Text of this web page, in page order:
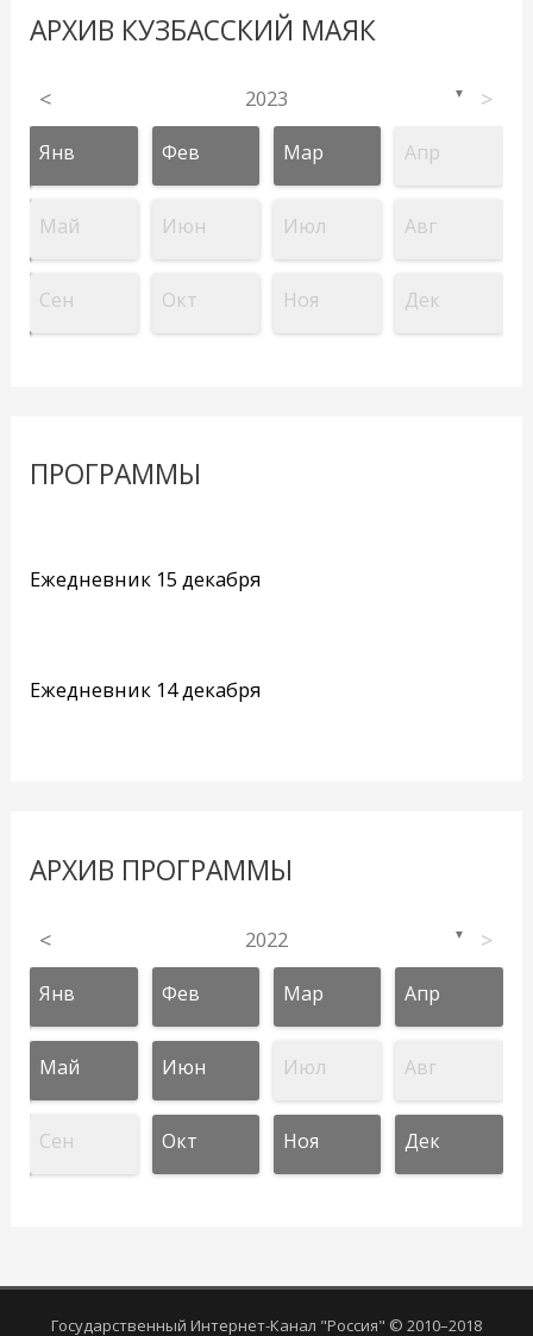
АРХИВ КУЗБАССКИЙ МАЯК
< 2023 ▼ >
Янв Фев Мар Апр
Май Июн Июл Авг
Сен Окт Ноя Дек
ПРОГРАММЫ
Ежедневник 15 декабря
Ежедневник 14 декабря
АРХИВ ПРОГРАММЫ
< 2022 ▼ >
Янв Фев Мар Апр
Май Июн Июл Авг
Сен Окт Ноя Дек
Государственный Интернет-Канал "Россия" © 2010–2018